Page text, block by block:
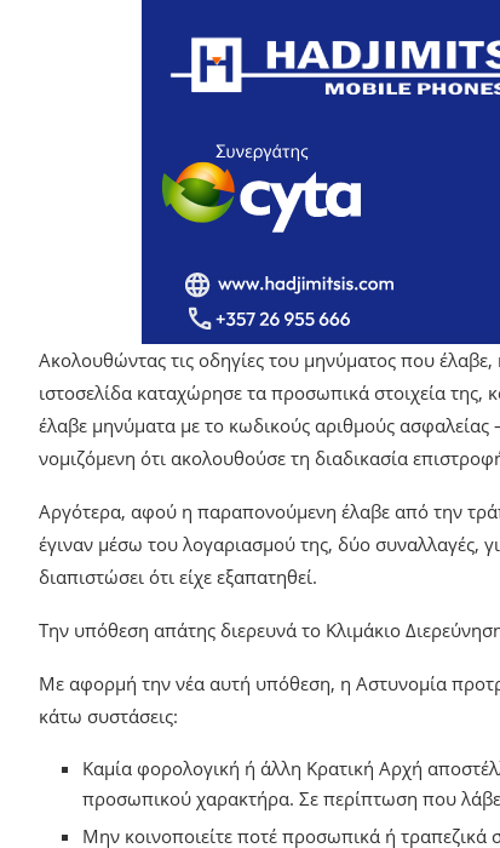
Ακολουθώντας τις οδηγίες του μηνύματος που
ιστοσελίδα καταχώρησε τα προσωπικά στοιχεία της,
έλαβε μηνύματα με το κωδικούς αριθμούς ασφαλείας
νομιζόμενη ότι ακολουθούσε τη διαδικασία
Αργότερα, αφού η παραπονούμενη έλαβε από την
έγιναν μέσω του λογαριασμού της, δύο συναλλαγές,
διαπιστώσει ότι είχε εξαπατηθεί.
Την υπόθεση απάτης διερευνά το Κλιμάκιο
Με αφορμή την νέα αυτή υπόθεση, η Αστυνομία
κάτω συστάσεις:
Καμία φορολογική ή άλλη Κρατική Αρχή
προσωπικού χαρακτήρα. Σε περίπτωση που
Μην κοινοποιείτε ποτέ προσωπικά ή τραπεζικά